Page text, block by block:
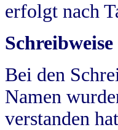
erfolgt nach
Bei den
Namen
verstanden